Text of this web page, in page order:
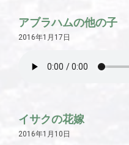
アブラハムの他の子
2016年1月17日
イサクの花嫁
2016年1月10日